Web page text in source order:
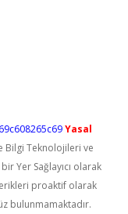
Yasal
Bilgi Teknolojileri ve
Yer Sağlayıcı olarak
proaktif olarak
bulunmamaktadır.